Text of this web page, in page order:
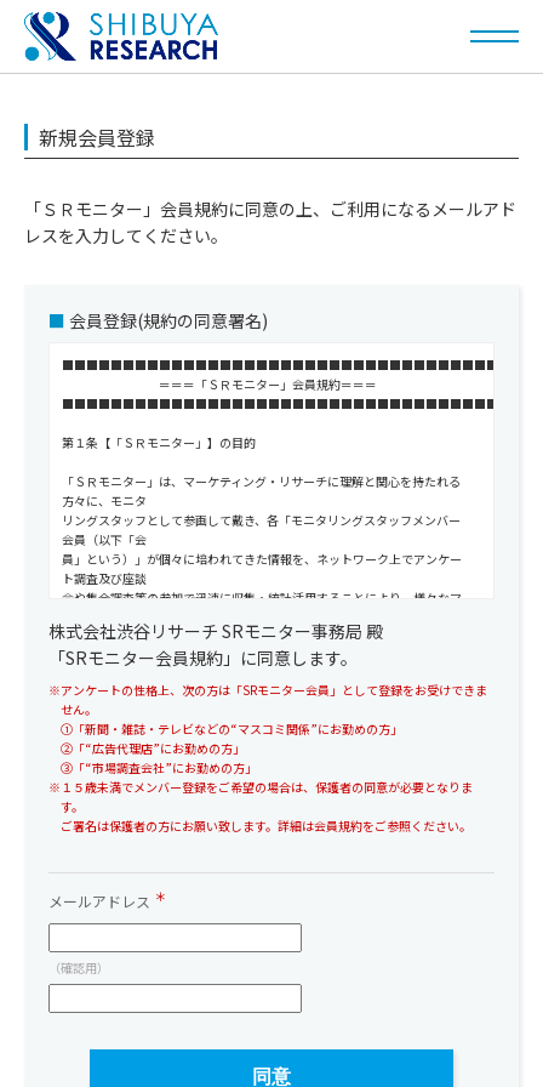
新規会員登録
「ＳＲモニター」会員規約に同意の上、ご利用になるメールアド
レスを入力してください。
会員登録(規約の同意署名)
＝＝＝「ＳＲモニター」会員規約＝＝＝
第１条【「ＳＲモニター」】の目的
「ＳＲモニター」は、マーケティング・リサーチに理解と関心を持たれる
方々に、モニタ
リングスタッフとして参画して戴き、各「モニタリングスタッフメンバー
会員（以下「会
員」という）」が個々に培われてきた情報を、ネットワーク上でアンケー
ト調査及び座談
会や集合調査等の参加で迅速に収集・統計活用することにより、様々なマ
ニーズに対応することを目的とする「無料会員登録制バーチャル・ネット
ワーク・コミュ
第２条【所在地】
「ＳＲモニター」と称し、株式会社渋谷リサーチ(東京都渋谷区道玄坂1-
22-10)に所属す
る「ＳＲモニター事務局（以下「事務局」という）」が運営し、渋谷リサ
ーチのホーム
ページ内の会員サイトをスタッフの活動の場と致します。
第３条【入会手続と会員登録】
「ＳＲモニター」登録希望者が本「会員規約」を承諾し、会員サイトから
所定の入会手
続を行った後、事務局が入会希望者の登録したメールアドレスに対し、
「会員ＩＤ」並
入会手続から登録抹消までの会員登録の期間、年会費、月会費等の費用は
株式会社渋谷リサーチ SRモニター事務局 殿
「SRモニター会員規約」に同意します。
※アンケートの性格上、次の方は「SRモニター会員」として登録をお受けできま
せん。
①「新聞・雑誌・テレビなどの“マスコミ関係”にお勤めの方」
②「“広告代理店”にお勤めの方」
③「“市場調査会社”にお勤めの方」
※１５歳未満でメンバー登録をご希望の場合は、保護者の同意が必要となりま
す。
ご署名は保護者の方にお願い致します。詳細は会員規約をご参照ください。
メールアドレス
（確認用）